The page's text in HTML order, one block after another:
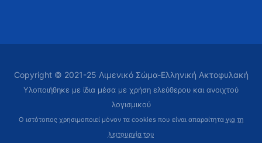
Copyright © 2021-25 Λιμενικό Σώμα-Ελληνική Ακτοφυλακή
Υλοποιήθηκε με ίδια μέσα με χρήση ελεύθερου και ανοιχτού
λογισμικού
Ο ιστότοπος χρησιμοποιεί μόνον τα cookies που είναι απαραίτητα για τη
λειτουργία του